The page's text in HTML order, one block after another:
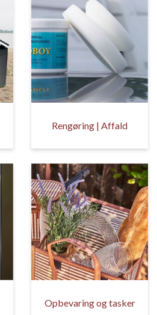
Rengøring | Affald
Opbevaring og tasker